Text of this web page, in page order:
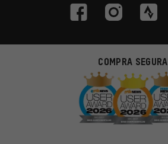
COMPRA SEGURA